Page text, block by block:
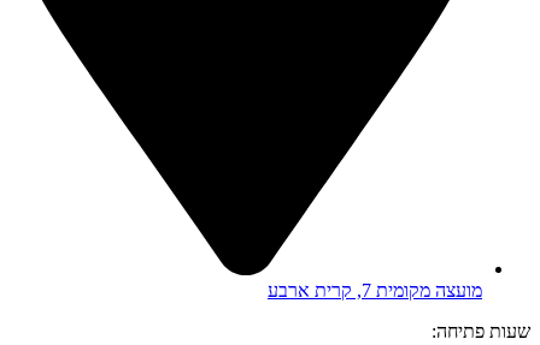
מועצה מקומית 7, קרית ארבע
שעות פתיחה: